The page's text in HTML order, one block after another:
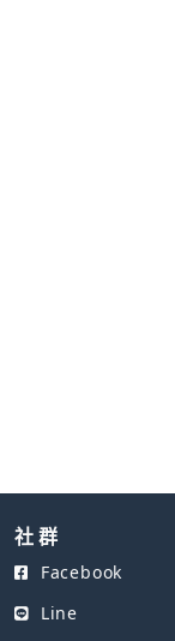
社 群
Facebook
Line